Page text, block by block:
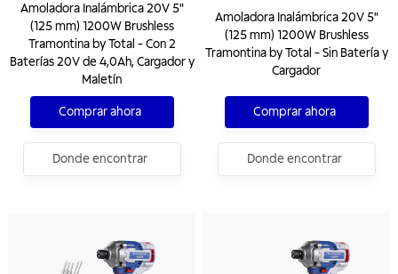
Amoladora Inalámbrica 20V 5"
(125 mm) 1200W Brushless
Tramontina by Total - Con 2
Baterías 20V de 4,0Ah, Cargador y
Maletín
Comprar ahora
Donde encontrar
Amoladora Inalámbrica 20V 5"
(125 mm) 1200W Brushless
Tramontina by Total - Sin Batería y
Cargador
Comprar ahora
Donde encontrar